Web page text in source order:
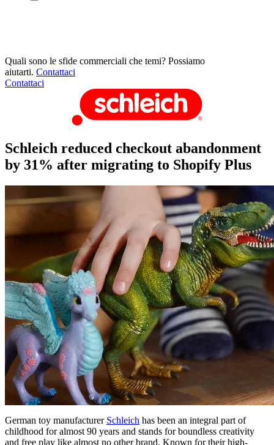
Quali sono le sfide commerciali che temi? Possiamo
aiutarti. Contattaci
Contattaci
Schleich reduced checkout abandonment
by 31% after migrating to Shopify Plus
German toy manufacturer Schleich has been an integral part of
childhood for almost 90 years and stands for boundless creativity
and free play like almost no other brand. Known for their high-